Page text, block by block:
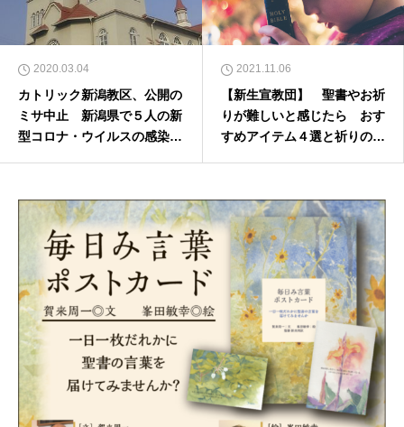
2020.03.04
カトリック新潟教区、公開の
ミサ中止 新潟県で５人の新
型コロナ・ウイルスの感染確
2021.11.06
【新生宣教団】 聖書やお祈
りが難しいと感じたら おす
すめアイテム４選と祈りのコ